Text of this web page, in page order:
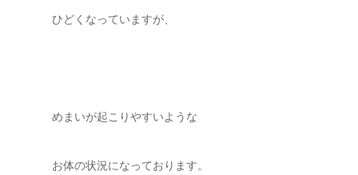
ひどくなっていますが、
めまいが起こりやすいような
お体の状況になっております。